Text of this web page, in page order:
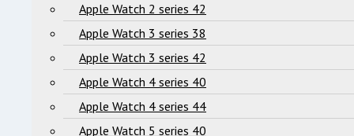
Apple Watch 2 series 42
Apple Watch 3 series 38
Apple Watch 3 series 42
Apple Watch 4 series 40
Apple Watch 4 series 44
Apple Watch 5 series 40